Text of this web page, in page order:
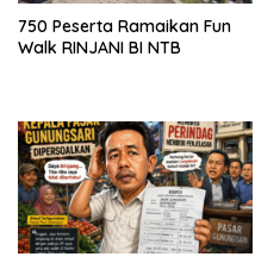
750 Peserta Ramaikan Fun
Walk RINJANI BI NTB